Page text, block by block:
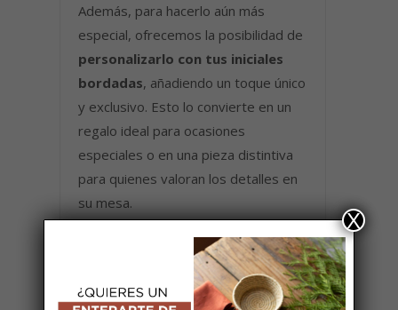
Además, para hacerlo aún más
especial, ofrecemos la posibilidad de
personalizarlo con tus iniciales
bordadas, añadiendo un toque único
y exclusivo. Esto lo convierte en un
regalo ideal para ocasiones
especiales o en una pieza distintiva
para quienes valoran los detalles en
su mesa.
Set de individuales y servilletas en
lino buganvilla con curvy negro. Los
individuales tienen forma rectangular
X